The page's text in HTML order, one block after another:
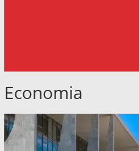
Economia